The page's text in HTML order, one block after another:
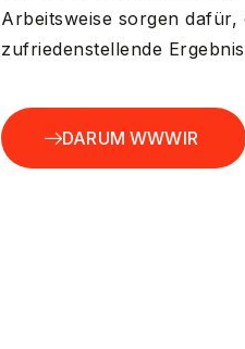
Arbeitsweise sorgen
zufriedenstellende
DARUM WWWIR